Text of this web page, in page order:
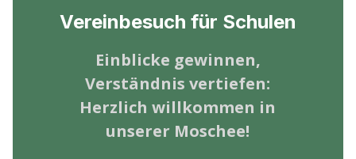
Vereinbesuch für Schulen
Einblicke gewinnen,
Verständnis vertiefen:
Herzlich willkommen in
unserer Moschee!